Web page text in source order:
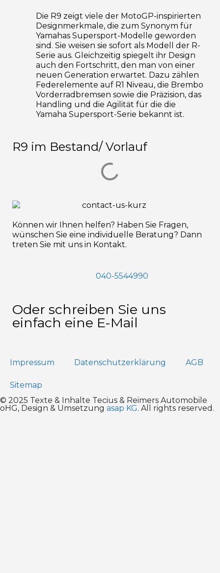
Die R9 zeigt viele der MotoGP-inspirierten
Designmerkmale, die zum Synonym für
Yamahas Supersport-Modelle geworden
sind. Sie weisen sie sofort als Modell der R-
Serie aus. Gleichzeitig spiegelt ihr Design
auch den Fortschritt, den man von einer
neuen Generation erwartet. Dazu zählen
Federelemente auf R1 Niveau, die Brembo
Vorderradbremsen sowie die Präzision, das
Handling und die Agilität für die die
Yamaha Supersport-Serie bekannt ist.
R9 im Bestand/ Vorlauf
Können wir Ihnen helfen? Haben Sie Fragen,
wünschen Sie eine individuelle Beratung? Dann
treten Sie mit uns in Kontakt.
040-5544990
Oder schreiben Sie uns
einfach eine E-Mail
Impressum Datenschutz­erklärung AGB
Sitemap
© 2025 Texte & Inhalte Tecius & Reimers Automobile
oHG, Design & Umsetzung asap KG. All rights reserved.